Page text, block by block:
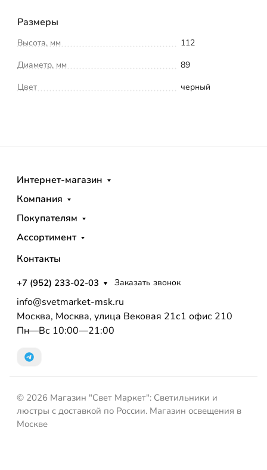
Размеры
Высота, мм
112
Диаметр, мм
89
Цвет
черный
Интернет-магазин
Компания
Покупателям
Ассортимент
Контакты
+7 (952) 233-02-03 Заказать звонок
info@svetmarket-msk.ru
Москва, Москва, улица Вековая 21с1 офис 210
Пн—Вс 10:00—21:00
© 2026 Магазин "Свет Маркет": Светильники и
люстры с доставкой по России. Магазин освещения в
Москве